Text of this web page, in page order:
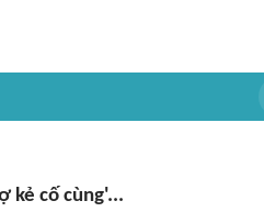
kẻ cố cùng'...